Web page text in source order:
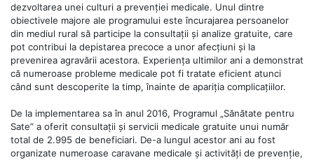
dezvoltarea unei culturi a prevenției medicale. Unul dintre
obiectivele majore ale programului este încurajarea persoanelor
din mediul rural să participe la consultații și analize gratuite, care
pot contribui la depistarea precoce a unor afecțiuni și la
prevenirea agravării acestora. Experiența ultimilor ani a demonstrat
că numeroase probleme medicale pot fi tratate eficient atunci
când sunt descoperite la timp, înainte de apariția complicațiilor.
De la implementarea sa în anul 2016, Programul „Sănătate pentru
Sate” a oferit consultații și servicii medicale gratuite unui număr
total de 2.995 de beneficiari. De-a lungul acestor ani au fost
organizate numeroase caravane medicale și activități de prevenție,